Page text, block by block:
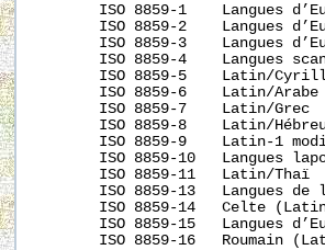
ISO 8859-1    Langues
ISO 8859-2    Langues
ISO 8859-3    Langues
ISO 8859-4    Langues
ISO 8859-5    Latin/
       ISO 8859-6    Latin/Arabe
       ISO 8859-7    Latin/Grec
ISO 8859-8    Latin/
ISO 8859-9    Latin-1
ISO 8859-10   Langues
       ISO 8859-11   Latin/Thaï
ISO 8859-13   Langues de
ISO 8859-14   Celte
ISO 8859-15   Langues
ISO 8859-16   Roumain